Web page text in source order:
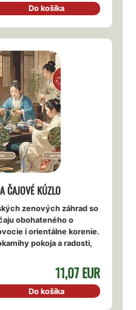
Do košíka
ČAJOVÉ KÚZLO
zenových záhrad so
obohateného o
i orientálne korenie.
pokoja a radosti,
11,07 EUR
Do košíka